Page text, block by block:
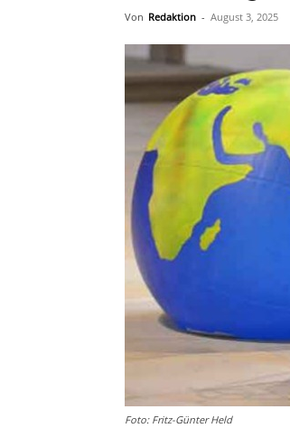
Von Redaktion - August 3, 2025
Foto: Fritz-Günter Held